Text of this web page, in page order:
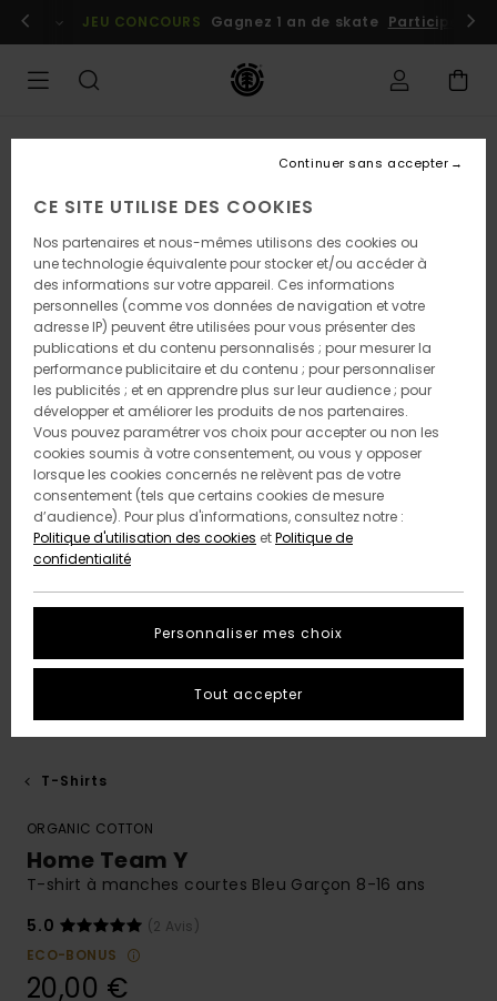
l'information
Se connecter / s'inscrire
JEU CONCOURS Gagnez 1 an de skate Participez
T-Shirts
ORGANIC COTTON
Home Team Y
T-shirt à manches courtes Bleu Garçon 8-16 ans
5.0
(2 Avis)
ECO-BONUS
20,00 €
CE SITE UTILISE DES COOKIES
Nos partenaires et nous-mêmes utilisons des cookies ou
une technologie équivalente pour stocker et/ou accéder à
des informations sur votre appareil. Ces informations
personnelles (comme vos données de navigation et votre
adresse IP) peuvent être utilisées pour vous présenter des
publications et du contenu personnalisés ; pour mesurer la
performance publicitaire et du contenu ; pour personnaliser
les publicités ; et en apprendre plus sur leur audience ; pour
développer et améliorer les produits de nos partenaires.
Vous pouvez paramétrer vos choix pour accepter ou non les
cookies soumis à votre consentement, ou vous y opposer
lorsque les cookies concernés ne relèvent pas de votre
consentement (tels que certains cookies de mesure
d’audience). Pour plus d'informations, consultez notre :
Politique d'utilisation des cookies etPolitique de
confidentialité
Personnaliser mes choix
Continuer sans accepter
Tout accepter